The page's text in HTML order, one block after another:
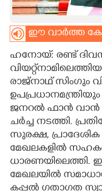
ASTRO
CARTOONS
LITERATURE
ZOOM
CONTACT US
ഈ വാർത്ത
ഹനോയ്: രണ്ട്
രാജ്നാഥ് സിംഗും
ജനറൽ ഫാൻ വാൻ
ചർച്ച നടത്തി.
സുരക്ഷ,
മേഖലകളിൽ
ധാരണയിലെത്തി.
മേഖലയിൽ